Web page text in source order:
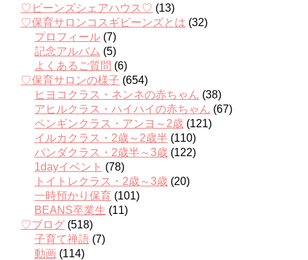
♡ビーンズシェアハウス♡ (13)
♡保育サロンコスギビーンズとは (32)
プロフィール (7)
記念アルバム (5)
よくあるご質問 (6)
♡保育サロンの様子 (654)
ヒヨコクラス・ネンネの赤ちゃん (38)
アヒルクラス・ハイハイの赤ちゃん (67)
ペンギンクラス・アンヨ～2歳 (121)
イルカクラス・2歳～2歳半 (110)
パンダクラス・2歳半～3歳 (122)
1dayイベント (78)
トイトレクラス・2歳～3歳 (20)
一時預かり保育 (101)
BEANS卒業生 (11)
♡ブログ (518)
子育て禅語 (7)
動画 (114)